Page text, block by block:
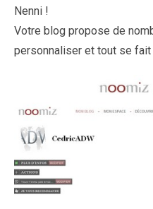
Nenni !
Votre blog propose de
personnaliser et tout se